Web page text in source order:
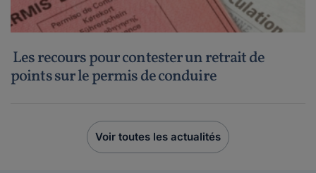
Les recours pour contester un retrait de
points sur le permis de conduire
Voir toutes les actualités